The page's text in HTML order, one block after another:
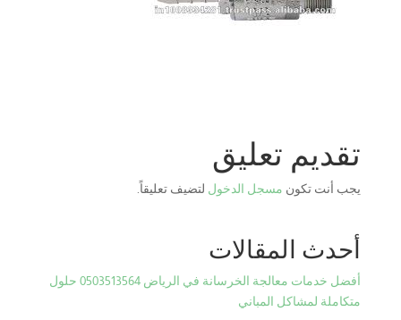
تقديم تعليق
يجب أنت تكون مسجل الدخول لتضيف تعليقاً.
أحدث المقالات
أفضل خدمات معالجة الخرسانة في الرياض 0503513564 حلول
متكاملة لمشاكل المباني